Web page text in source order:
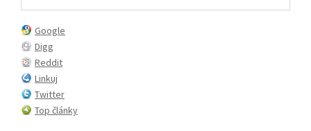
Google
Digg
Reddit
Linkuj
Twitter
Top články